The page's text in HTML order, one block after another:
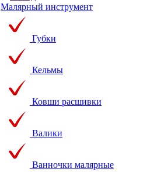
Малярный инструмент
Губки
Кельмы
Ковши расшивки
Валики
Ванночки малярные